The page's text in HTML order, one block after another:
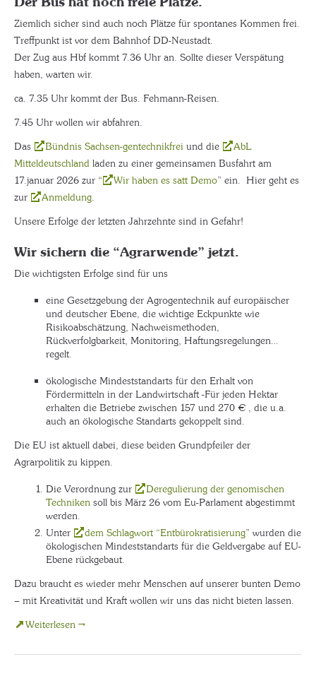
Ziemlich sicher sind auch noch Plätze für spontanes Kommen frei.
Treffpunkt ist vor dem Bahnhof DD-Neustadt.
Der Zug aus Hbf kommt 7.36 Uhr an. Sollte dieser Verspätung
haben, warten wir.
ca. 7.35 Uhr kommt der Bus. Fehmann-Reisen.
7.45 Uhr wollen wir abfahren.
Das
Bündnis Sachsen-gentechnikfrei und die
AbL
Mitteldeutschland laden zu einer gemeinsamen Busfahrt am
17.januar 2026 zur “
Wir haben es satt Demo” ein. Hier geht es
zur
Anmeldung
Unsere Erfolge der letzten Jahrzehnte sind in Gefahr!
Wir sichern die “Agrarwende” jetzt.
Die wichtigsten Erfolge sind für uns
eine Gesetzgebung der Agrogentechnik auf europäischer
und deutscher Ebene, die wichtige Eckpunkte wie
Risikoabschätzung, Nachweismethoden,
Rückverfolgbarkeit, Monitoring, Haftungsregelungen…
regelt.
ökologische Mindeststandarts für den Erhalt von
Fördermitteln in der Landwirtschaft -Für jeden Hektar
erhalten die Betriebe zwischen 157 und 270 € , die u.a.
auch an ökologische Standarts gekoppelt sind.
Die EU ist aktuell dabei, diese beiden Grundpfeiler der
Agrarpolitik zu kippen.
Die Verordnung zur
Deregulierung der genomischen
Techniken soll bis März 26 vom Eu-Parlament abgestimmt
werden.
Unter
dem Schlagwort “Entbürokratisierung” wurden die
ökologischen Mindeststandarts für die Geldvergabe auf EU-
Ebene rückgebaut.
Dazu braucht es wieder mehr Menschen auf unserer bunten Demo
– mit Kreativität und Kraft wollen wir uns das nicht bieten lassen.
Weiterlesen →